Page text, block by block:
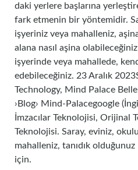
daki yerlere başlarına
fark etmenin bir yöntemidir.
işyeriniz veya mahalleniz,
alana nasıl aşina
işyerinde veya mahallede,
edebileceğiniz. 23 Aralık
Technology, Mind Palace
›Blog› Mind-Palacegoogle
İmzacılar Teknolojisi, Orijinal
Teknolojisi. Saray, eviniz,
mahalleniz, tanıdık
için.